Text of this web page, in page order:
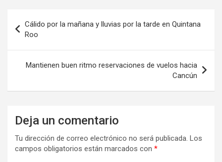
de
entradas
Cálido por la mañana y lluvias por la tarde en Quintana
Roo
Mantienen buen ritmo reservaciones de vuelos hacia
Cancún
Deja un comentario
Tu dirección de correo electrónico no será publicada. Los
campos obligatorios están marcados con *